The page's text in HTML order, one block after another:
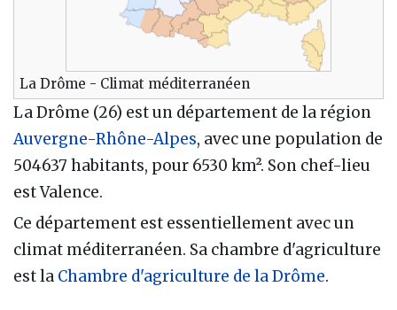
La Drôme - Climat méditerranéen
La Drôme (26) est un département de la région
Auvergne-Rhône-Alpes, avec une population de
504637 habitants, pour 6530 km². Son chef-lieu
est Valence.
Ce département est essentiellement avec un
climat méditerranéen. Sa chambre d'agriculture
est la Chambre d'agriculture de la Drôme.